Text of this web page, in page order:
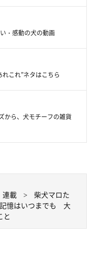
うになるか教えてもらい
・感動の犬の動画
これ”ネタはこちら
から、犬モチーフの雑貨
連載
柴犬マロた
憶はいつまでも 大
と